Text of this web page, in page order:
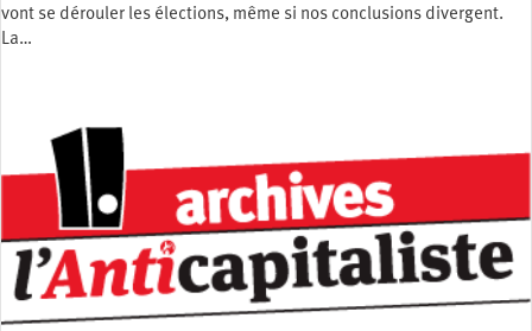
vont se dérouler les élections, même si nos conclusions divergent.
La…